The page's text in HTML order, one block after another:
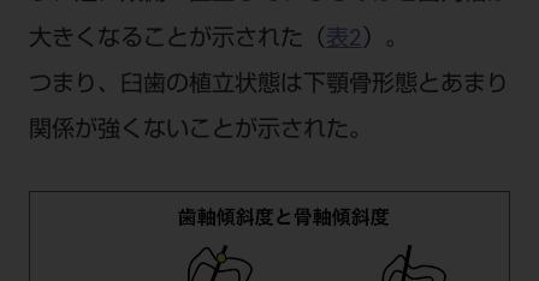
大きくなることが示された（表2 ）。
つまり、臼歯の植立状態は下顎骨形態とあまり
関係が強くないことが示された。